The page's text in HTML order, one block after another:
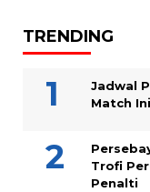
TRENDING
Jadwal
Match
Trofi
Penalti